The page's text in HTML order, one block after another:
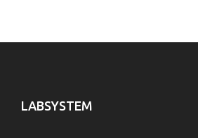
LABSYSTEM